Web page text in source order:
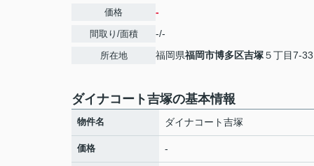
価格 -
間取り/面積 -/-
所在地 福岡県福岡市博多区吉塚５丁目7-33
ダイナコート吉塚の基本情報
物件名 ダイナコート吉塚
価格 -